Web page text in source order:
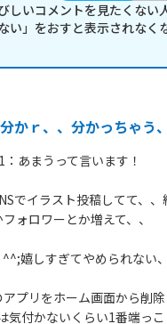
しいコメントを見たくない
ない」をおすと表示されなく
分かｒ、、分かっちゃう
あまうって言います！
でイラスト投稿してて、
ォロワーとか増えて、、
嬉しすぎてやめられない、
プリをホーム画面から削除
付かないくらい1番端っこ